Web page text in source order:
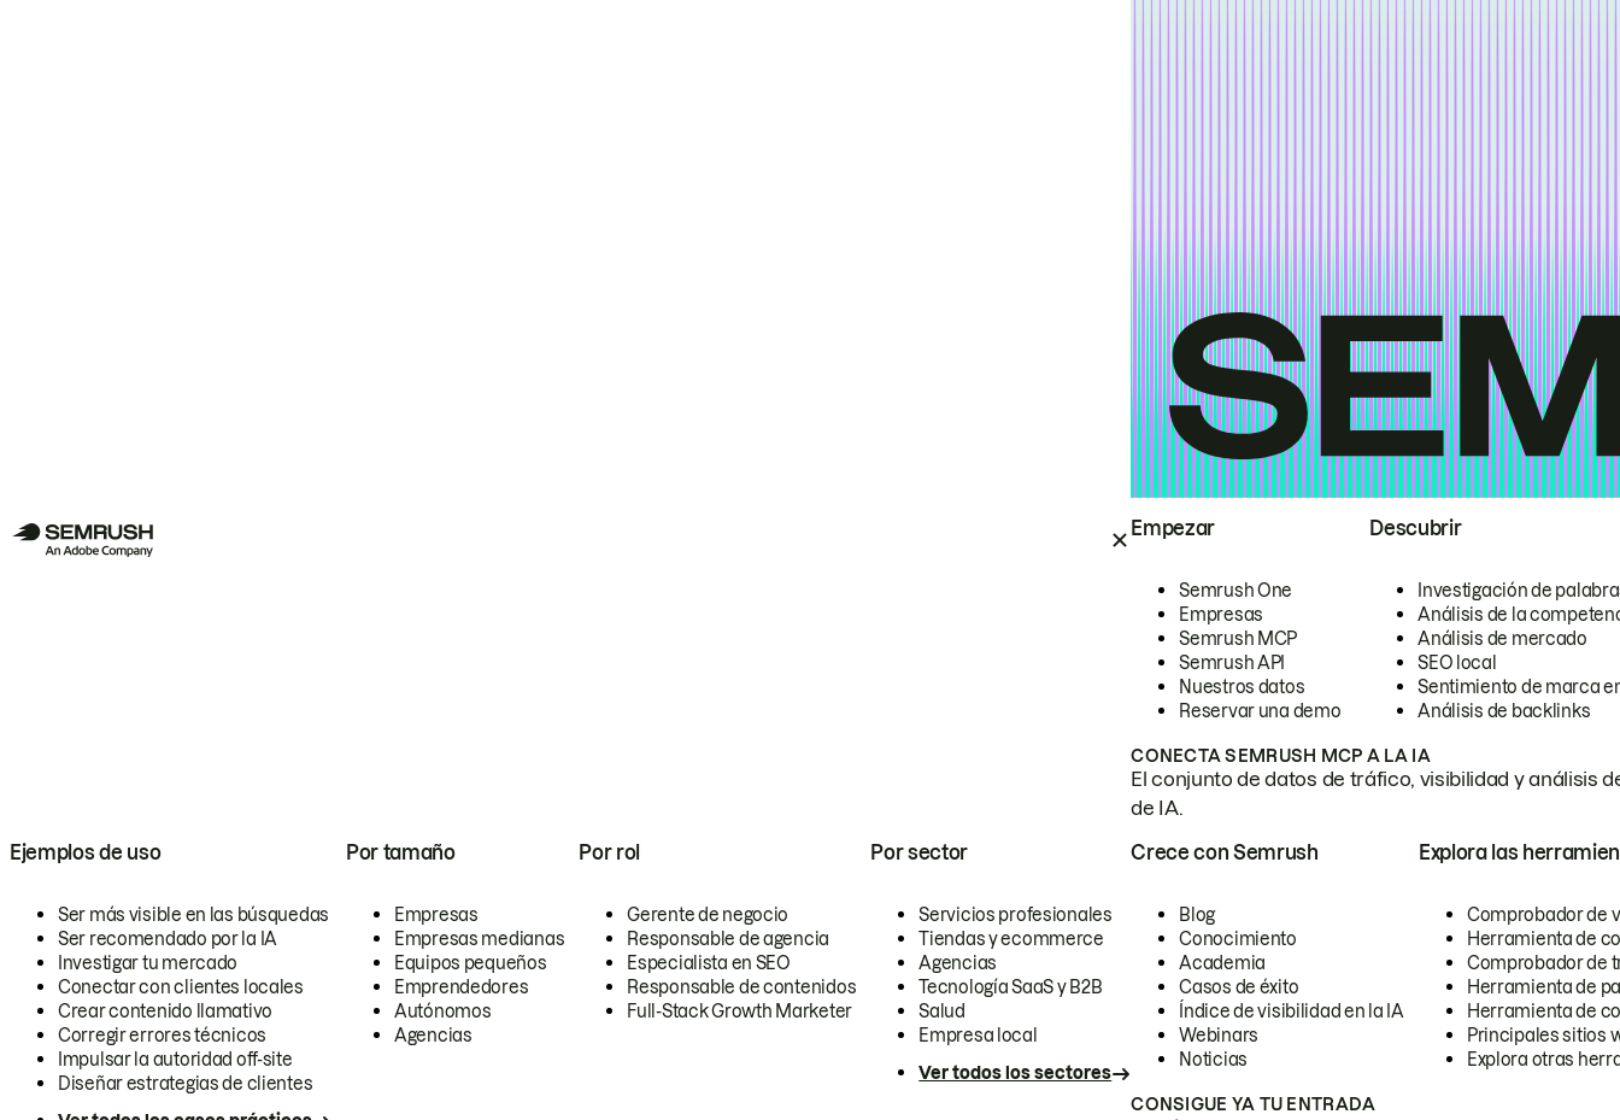
Empezar
Semrush One
Empresas
Semrush MCP
Semrush API
Nuestros datos
Reservar una demo
Descubrir
Investigación de
Análisis de la
Análisis de mercado
SEO local
Sentimiento de marca
Análisis de backlinks
CONECTA SEMRUSH MCP A LA IA
El conjunto de datos de tráfico, visibilidad y análisis
de IA.
Ejemplos de uso
Ser más visible en las búsquedas
Ser recomendado por la IA
Investigar tu mercado
Conectar con clientes locales
Crear contenido llamativo
Corregir errores técnicos
Impulsar la autoridad off-site
Diseñar estrategias de clientes
Por tamaño
Empresas
Empresas medianas
Equipos pequeños
Emprendedores
Autónomos
Agencias
Por rol
Gerente de negocio
Responsable de agencia
Especialista en SEO
Responsable de contenidos
Full-Stack Growth Marketer
Por sector
Servicios profesionales
Tiendas y ecommerce
Agencias
Tecnología SaaS y B2B
Salud
Empresa local
Ver todos los sectores
Crece con Semrush
Blog
Conocimiento
Academia
Casos de éxito
Índice de visibilidad en la IA
Webinars
Noticias
Explora las
Comprobador de
Herramienta de
Comprobador de
Herramienta de
Herramienta de
Principales sitios
Explora otras
CONSIGUE YA TU ENTRADA